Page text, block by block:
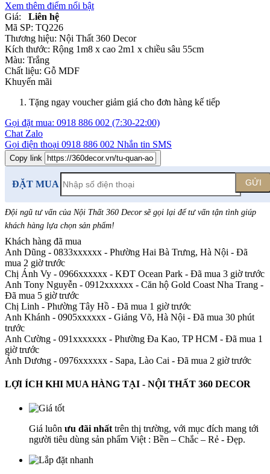
Xem thêm điểm nổi bật
Giá:
Liên hệ
Mã SP: TQ226
Thương hiệu: Nội Thất 360 Decor
Kích thước: Rộng 1m8 x cao 2m1 x chiều sâu 55cm
Màu: Trắng
Chất liệu: Gỗ MDF
Khuyến mãi
Tặng ngay voucher giảm giá cho đơn hàng kế tiếp
Gọi đặt mua: 0918 886 002 (7:30-22:00)
Chat Zalo
Gọi điện thoại 0918 886 002 Nhắn tin SMS
Copy link
ĐẶT MUA GỬI
Đội ngũ tư vấn của Nội Thất 360 Decor sẽ gọi lại để tư vấn tận tình giúp
khách hàng lựa chọn sản phẩm!
Khách hàng đã mua
Anh Dũng - 0833xxxxxx - Phường Hai Bà Trưng, Hà Nội - Đã
mua 2 giờ trước
Chị Ánh Vy - 0966xxxxxx - KĐT Ocean Park - Đã mua 3 giờ trước
Anh Tony Nguyễn - 0912xxxxxx - Căn hộ Gold Coast Nha Trang -
Đã mua 5 giờ trước
Chị Linh - Phường Tây Hồ - Đã mua 1 giờ trước
Anh Khánh - 0905xxxxxx - Giảng Võ, Hà Nội - Đã mua 30 phút
trước
Anh Cường - 091xxxxxxx - Phường Đa Kao, TP HCM - Đã mua 1
giờ trước
Ánh Dương - 0976xxxxxx - Sapa, Lào Cai - Đã mua 2 giờ trước
LỢI ÍCH KHI MUA HÀNG TẠI - NỘI THẤT 360 DECOR
Giá luôn ưu đãi nhất trên thị trường, với mục đích mang tới
người tiêu dùng sản phẩm Việt : Bền – Chắc – Rẻ - Đẹp.